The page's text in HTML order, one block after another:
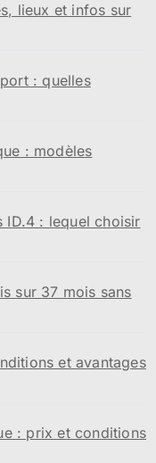
lieux et infos sur
: quelles
: modèles
ID.4 : lequel choisir
sur 37 mois sans
et avantages
: prix et conditions